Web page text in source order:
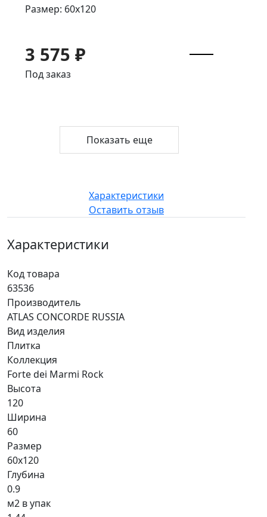
Размер: 60x120
3 575 ₽
Под заказ
Показать еще
Характеристики
Оставить отзыв
Характеристики
Код товара
63536
Производитель
ATLAS CONCORDE RUSSIA
Вид изделия
Плитка
Коллекция
Forte dei Marmi Rock
Высота
120
Ширина
60
Размер
60x120
Глубина
0.9
м2 в упак